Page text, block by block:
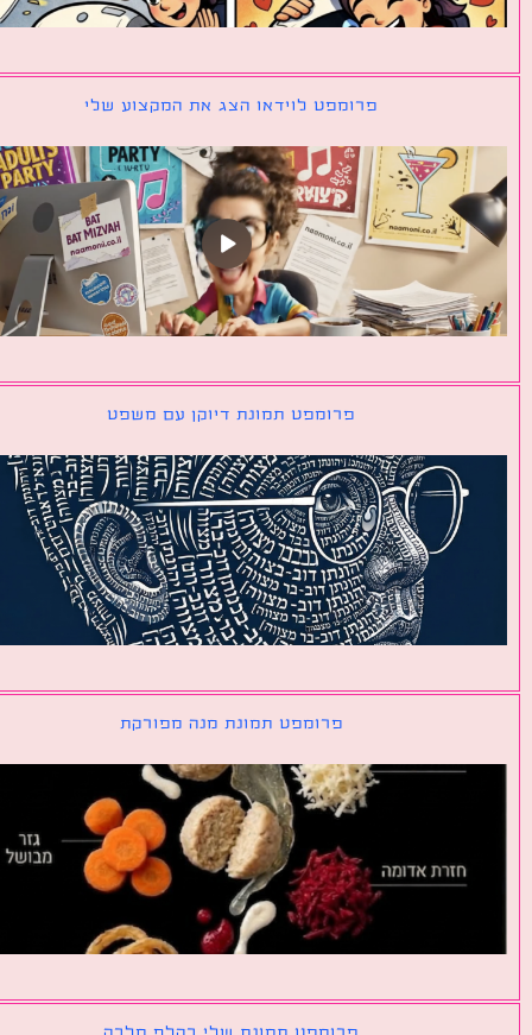
פרומפט לוידאו הצג את המקצוע שלי
פרומפט תמונת דיוקן עם משפט
פרומפט תמונת מנה מפורקת